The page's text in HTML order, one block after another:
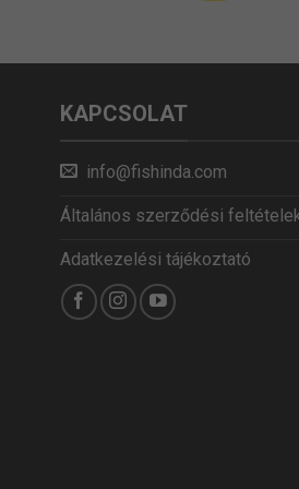
KAPCSOLAT
info@fishinda.com
Általános szerződési
Adatkezelési tájékoztató